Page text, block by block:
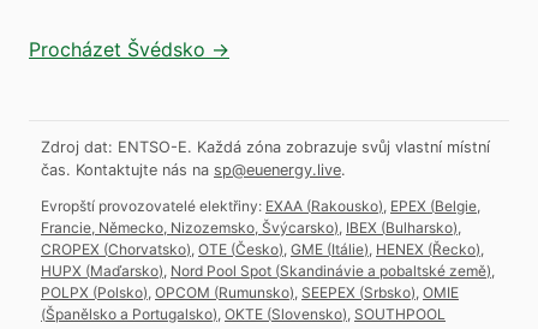
Procházet Švédsko →
Zdroj dat: ENTSO-E. Každá zóna zobrazuje svůj vlastní místní
čas. Kontaktujte nás na sp@euenergy.live.
Evropští provozovatelé elektřiny: EXAA (Rakousko) EPEX (Belgie,
Francie, Německo, Nizozemsko, Švýcarsko) IBEX (Bulharsko)
CROPEX (Chorvatsko) OTE (Česko) GME (Itálie) HENEX (Řecko)
HUPX (Maďarsko) Nord Pool Spot (Skandinávie a pobaltské země)
POLPX (Polsko) OPCOM (Rumunsko) SEEPEX (Srbsko) OMIE
(Španělsko a Portugalsko) OKTE (Slovensko) SOUTHPOOL